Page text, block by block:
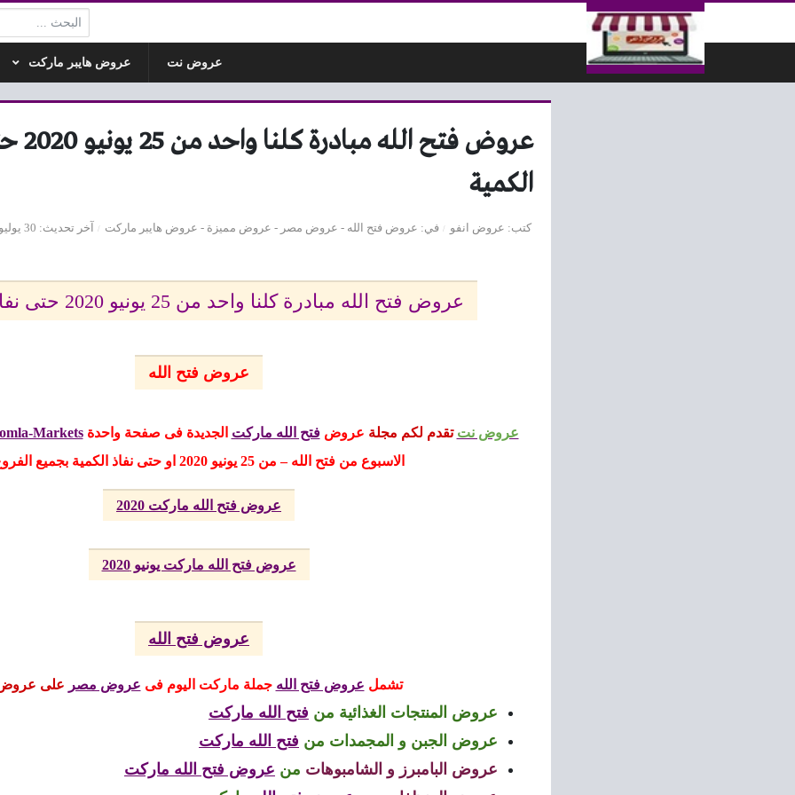
التخطي إلى المحتوى
البحث:
عروض نت عروض هايبر ماركت
عروض
الكمية
كتب عروض انفو في عروض فتح الله - عروض مصر - عروض مميزة - عروض هايبر ماركت آخر تحديث 30 يوليو 2020 - 1:12م
عروض فتح الله مبادرة كلنا واحد من 25 يونيو 2020 حتى نفاذ الكمية
عروض فتح الله
عروض نت تقدم لكم مجلة عروض فتح الله ماركت الجديدة فى صفحة واحدة Markets
الاسبوع من فتح الله – من 25 يونيو 2020 او حتى نفاذ الكمية بجميع الفروع
عروض فتح الله ماركت 2020
عروض فتح الله ماركت يونيو 2020
عروض فتح الله
تشمل عروض فتح الله جملة ماركت اليومفى عروض مصر على
عروض المنتجات الغذائية من فتح الله ماركت
عروض الجبن و المجمدات من فتح الله ماركت
عروض البامبرز و الشامبوهات من عروض فتح الله ماركت